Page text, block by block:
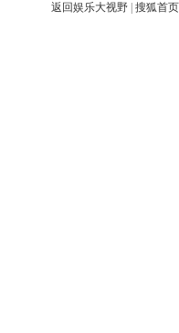
返回娱乐大视野 搜狐首页